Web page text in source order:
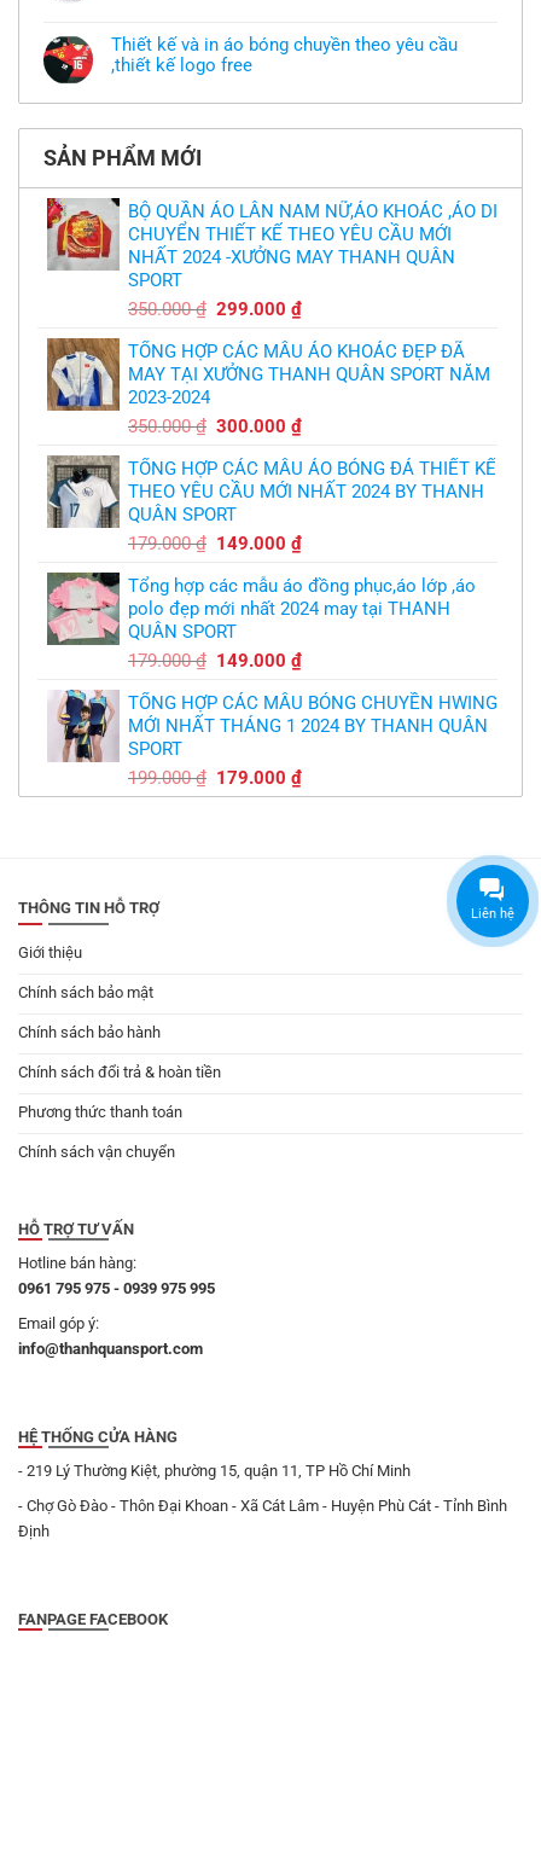
chưa
có
mẫu
thì
làm
khoác
theo
yêu
thiết
tại
TPHCM
bình
luận
ở
thảm:
Hag
lại
trích
cầu
thủ,
thừa
nhận
sự
thật
chát
bầy
quỷ
nhỏ
Thiết kế và in áo bóng chuyền theo yêu cầu
,thiết kế logo free
có
luận
Thiết
và
in
áo
bóng
chuyền
theo
,thiết
free
SẢN PHẨM MỚI
BỘ QUẦN ÁO LÂN NAM NỮ,ÁO KHOÁC ,ÁO DI
CHUYỂN THIẾT KẾ THEO YÊU CẦU MỚI
NHẤT 2024 -XƯỞNG MAY THANH QUÂN
SPORT
350.000₫ Giá
là:
350.000 ₫.
299.000₫Giá
tại
là:
TỔNG HỢP CÁC MẪU ÁO KHOÁC ĐẸP ĐÃ
MAY TẠI XƯỞNG THANH QUÂN SPORT NĂM
2023-2024
350.000₫ Giá
là:
350.000 ₫.
300.000₫Giá
tại
là:
TỔNG HỢP CÁC MẪU ÁO BÓNG ĐÁ THIẾT KẾ
THEO YÊU CẦU MỚI NHẤT 2024 BY THANH
QUÂN SPORT
179.000₫ Giá
là:
179.000 ₫.
149.000₫Giá
tại
là:
Tổng hợp các mẫu áo đồng phục,áo lớp ,áo
polo đẹp mới nhất 2024 may tại THANH
QUÂN SPORT
179.000₫ Giá
là:
179.000 ₫.
149.000₫Giá
tại
là:
TỔNG HỢP CÁC MẪU BÓNG CHUYỀN HWING
MỚI NHẤT THÁNG 1 2024 BY THANH QUÂN
SPORT
199.000₫ Giá
gốc
179.000₫Giá
hiện
THÔNG TIN HỖ TRỢ
Giới thiệu
Chính sách bảo mật
Chính sách bảo hành
Chính sách đổi trả & hoàn tiền
Phương thức thanh toán
Chính sách vận chuyển
HỖ TRỢ TƯ VẤN
Hotline bán hàng:
0961 795 975 - 0939 975 995
Email góp ý:
info@thanhquansport.com
HỆ THỐNG CỬA HÀNG
- 219 Lý Thường Kiệt, phường 15, quận 11, TP Hồ Chí Minh
- Chợ Gò Đào - Thôn Đại Khoan - Xã Cát Lâm - Huyện Phù Cát - Tỉnh Bình
Định
FANPAGE FACEBOOK
Liên hệ